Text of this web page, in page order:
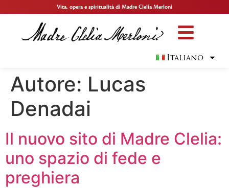
Vita, opera e spiritualità di Madre Clelia Merloni
Italiano
Autore: Lucas
Denadai
Il nuovo sito di Madre Clelia:
uno spazio di fede e
preghiera